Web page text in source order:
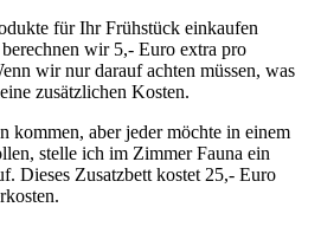
für Ihr Frühstück einkaufen
wir 5,- Euro extra pro
wir nur darauf achten müssen, was
zusätzlichen Kosten.
kommen, aber jeder möchte in einem
stelle ich im Zimmer Fauna ein
Dieses Zusatzbett kostet 25,- Euro